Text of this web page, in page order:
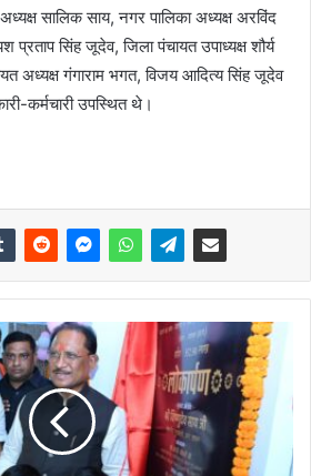
सालिक साय, नगर पालिका अध्यक्ष अरविंद
प्रताप सिंह जूदेव, जिला पंचायत उपाध्यक्ष शौर्य
अध्यक्ष गंगाराम भगत, विजय आदित्य सिंह जूदेव
कर्मचारी उपस्थित थे।